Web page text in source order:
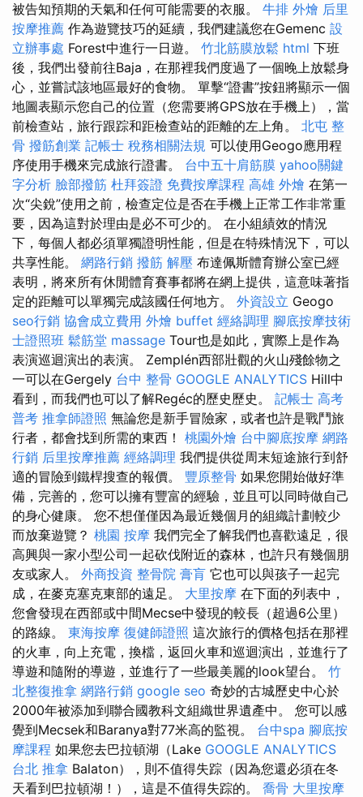
被告知預期的天氣和任何可能需要的衣服。 牛排 外燴 后里
按摩推薦 作為遊覽技巧的延續，我們建議您在Gemenc 設
立辦事處 Forest中進行一日遊。 竹北筋膜放鬆 html 下班
後，我們出發前往Baja，在那裡我們度過了一個晚上放鬆身
心，並嘗試該地區最好的食物。 單擊“證書”按鈕將顯示一個
地圖表顯示您自己的位置（您需要將GPS放在手機上），當
前檢查站，旅行跟踪和距檢查站的距離的左上角。 北屯 整
骨 撥筋創業 記帳士 稅務相關法規 可以使用Geogo應用程
序使用手機來完成旅行證書。 台中五十肩筋膜 yahoo關鍵
字分析 臉部撥筋 杜拜簽證 免費按摩課程 高雄 外燴 在第一
次“尖銳”使用之前，檢查定位是否在手機上正常工作非常重
要，因為這對於理由是必不可少的。 在小組績效的情況
下，每個人都必須單獨證明性能，但是在特殊情況下，可以
共享性能。 網路行銷 撥筋 解壓 布達佩斯體育辦公室已經
表明，將來所有休閒體育賽事都將在網上提供，這意味著指
定的距離可以單獨完成該國任何地方。 外資設立 Geogo
seo行銷 協會成立費用 外燴 buffet 經絡調理 腳底按摩技術
士證照班 鬆筋堂 massage Tour也是如此，實際上是作為
表演巡迴演出的表演。 Zemplén西部壯觀的火山殘餘物之
一可以在Gergely 台中 整骨 GOOGLE ANALYTICS Hill中
看到，而我們也可以了解Regéc的歷史歷史。 記帳士 高考
普考 推拿師證照 無論您是新手冒險家，或者也許是戰鬥旅
行者，都會找到所需的東西！ 桃園外燴 台中腳底按摩 網路
行銷 后里按摩推薦 經絡調理 我們提供從周末短途旅行到舒
適的冒險到鐵桿搜查的報價。 豐原整骨 如果您開始做好準
備，完善的，您可以擁有豐富的經驗，並且可以同時做自己
的身心健康。 您不想僅僅因為最近幾個月的組織計劃較少
而放棄遊覽？ 桃園 按摩 我們完全了解我們也喜歡遠足，很
高興與一家小型公司一起砍伐附近的森林，也許只有幾個朋
友或家人。 外商投資 整骨院 膏肓 它也可以與孩子一起完
成，在麥克塞克東部的遠足。 大里按摩 在下面的列表中，
您會發現在西部或中間Mecse中發現的較長（超過6公里）
的路線。 東海按摩 復健師證照 這次旅行的價格包括在那​​裡
的火車，向上充電，換檔，返回火車和巡迴演出，並進行了
導遊和隨附的導遊，並進行了一些最美麗的look望台。 竹
北整復推拿 網路行銷 google seo 奇妙的古城歷史中心於
2000年被添加到聯合國教科文組織世界遺產中。 您可以感
覺到Mecsek和Baranya對77米高的監視。 台中spa 腳底按
摩課程 如果您去巴拉頓湖（Lake GOOGLE ANALYTICS
台北 推拿 Balaton），則不值得失踪（因為您還必須在冬
天看到巴拉頓湖！），這是不值得失踪的。 喬骨 大里按摩